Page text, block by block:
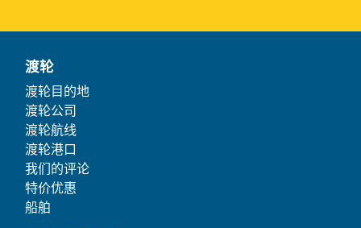
渡轮
渡轮目的地
渡轮公司
渡轮航线
渡轮港口
我们的评论
特价优惠
船舶